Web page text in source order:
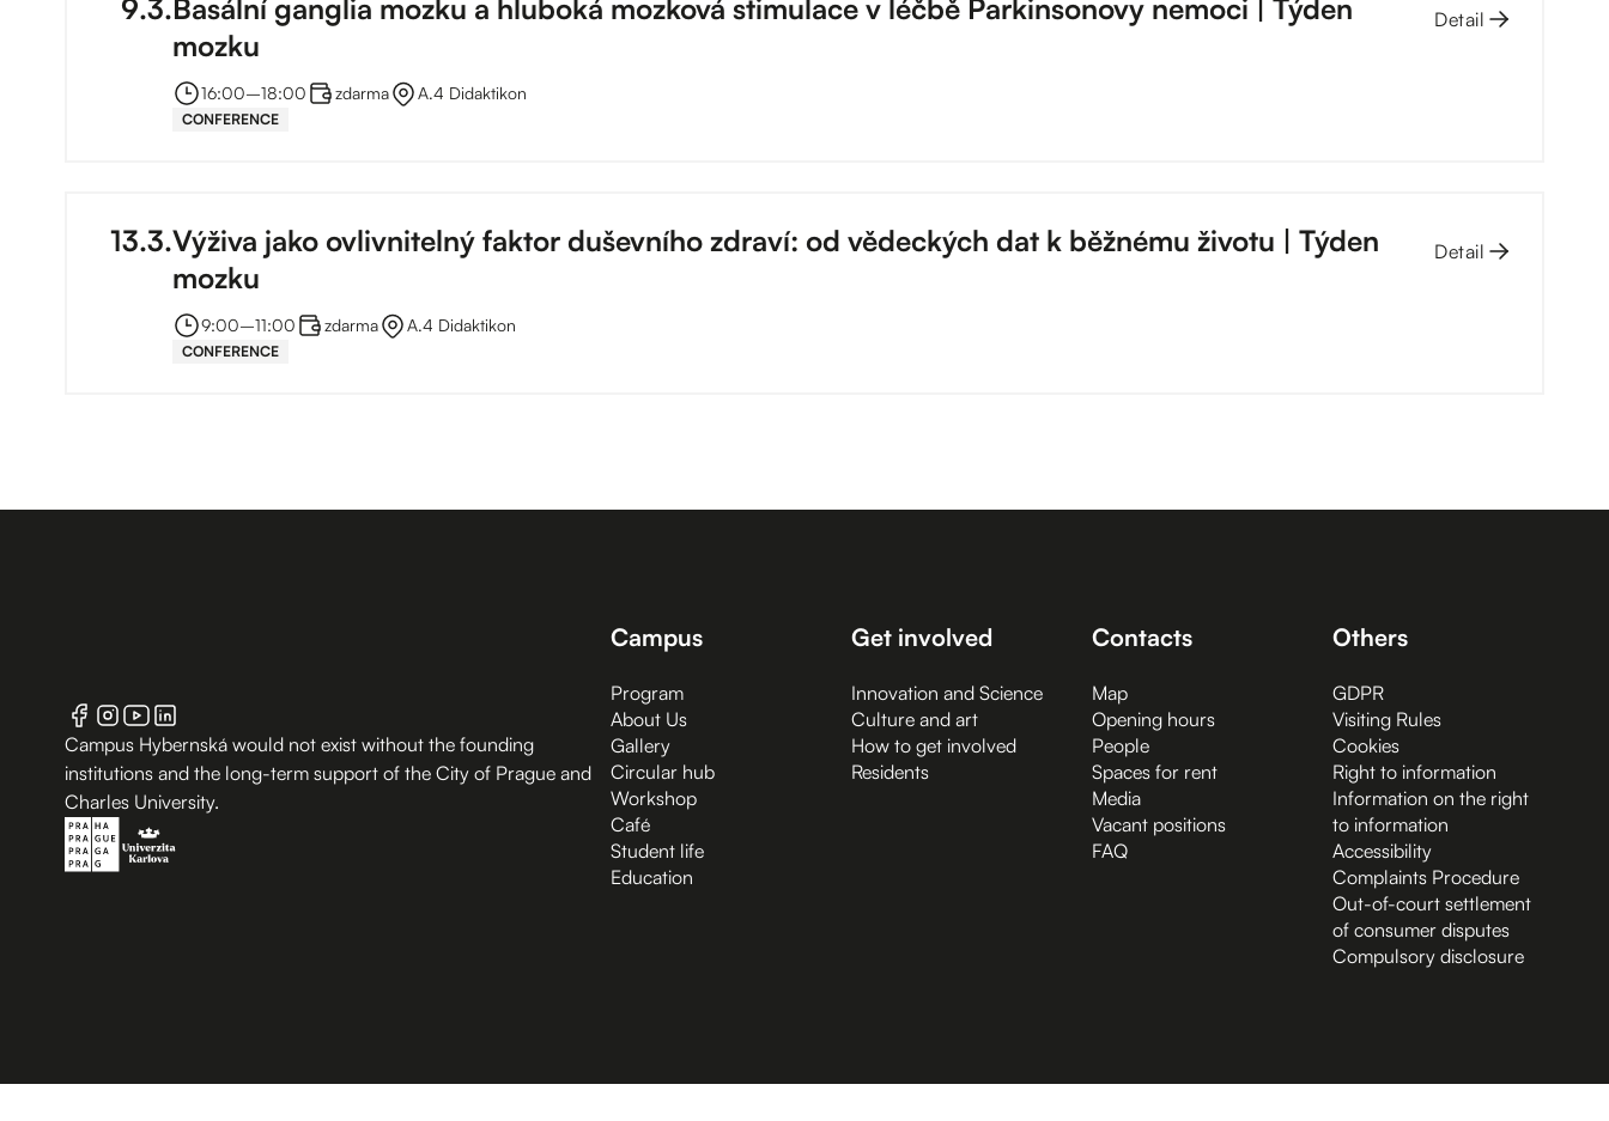
9.3.Basální ganglia mozku a hluboká mozková stimulace v léčbě Parkinsonovy nemoci | Týden
mozku
16:00–⁠18:00 zdarma A.4 Didaktikon
CONFERENCE
Detail
13.3.Výživa jako ovlivnitelný faktor duševního zdraví: od vědeckých dat k běžnému životu | Týden
mozku
9:00–⁠11:00 zdarma A.4 Didaktikon
CONFERENCE
Detail
Campus Hybernská would not exist without the founding
institutions and the long-term support of the City of Prague and
Charles University.
Campus
Program
About Us
Gallery
Circular hub
Workshop
Café
Student life
Education
Get involved
Innovation and Science
Culture and art
How to get involved
Residents
Contacts
Map
Opening hours
People
Spaces for rent
Media
Vacant positions
FAQ
Others
GDPR
Visiting Rules
Cookies
Right to information
Information on the right
to information
Accessibility
Complaints Procedure
Out-of-court settlement
of consumer disputes
Compulsory disclosure